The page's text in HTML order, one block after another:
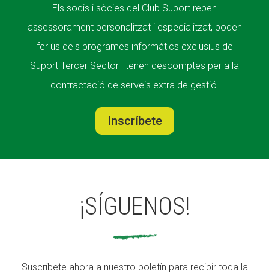
Els socis i sòcies del Club Suport reben
assessorament personalitzat i especialitzat, poden
fer ús dels programes informàtics exclusius de
Suport Tercer Sector i tenen descomptes per a la
contractació de serveis extra de gestió.
Inscríbete
¡SÍGUENOS!
Suscríbete ahora a nuestro boletín para recibir toda la